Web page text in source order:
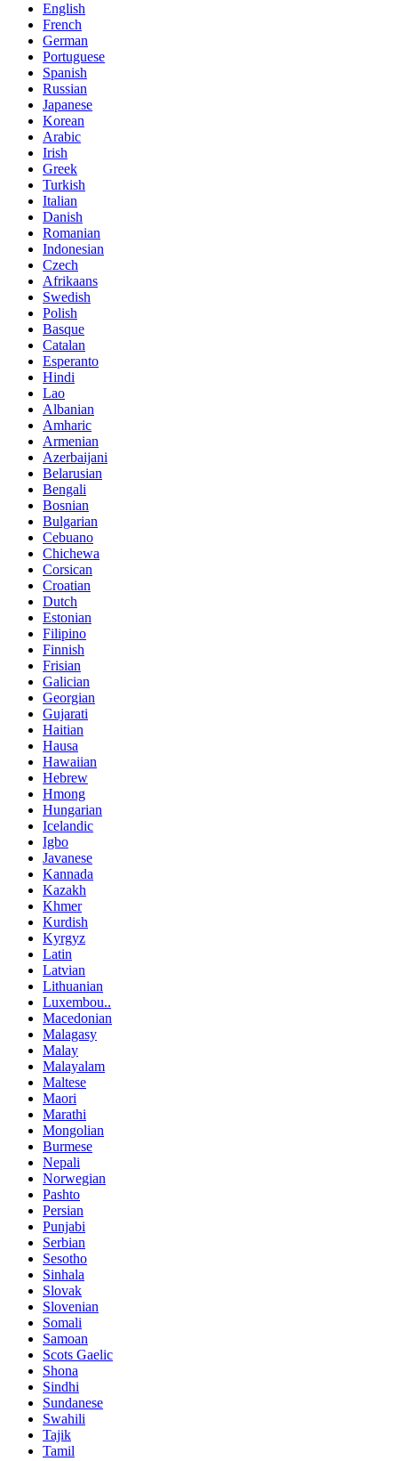
English
French
German
Portuguese
Spanish
Russian
Japanese
Korean
Arabic
Irish
Greek
Turkish
Italian
Danish
Romanian
Indonesian
Czech
Afrikaans
Swedish
Polish
Basque
Catalan
Esperanto
Hindi
Lao
Albanian
Amharic
Armenian
Azerbaijani
Belarusian
Bengali
Bosnian
Bulgarian
Cebuano
Chichewa
Corsican
Croatian
Dutch
Estonian
Filipino
Finnish
Frisian
Galician
Georgian
Gujarati
Haitian
Hausa
Hawaiian
Hebrew
Hmong
Hungarian
Icelandic
Igbo
Javanese
Kannada
Kazakh
Khmer
Kurdish
Kyrgyz
Latin
Latvian
Lithuanian
Luxembou..
Macedonian
Malagasy
Malay
Malayalam
Maltese
Maori
Marathi
Mongolian
Burmese
Nepali
Norwegian
Pashto
Persian
Punjabi
Serbian
Sesotho
Sinhala
Slovak
Slovenian
Somali
Samoan
Scots Gaelic
Shona
Sindhi
Sundanese
Swahili
Tajik
Tamil